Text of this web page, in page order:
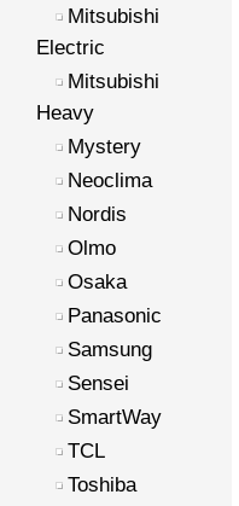
Mitsubishi
Electric
Mitsubishi
Heavy
Mystery
Neoclima
Nordis
Olmo
Osaka
Panasonic
Samsung
Sensei
SmartWay
TCL
Toshiba